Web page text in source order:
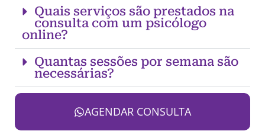
Quais serviços são prestados na
consulta com um psicólogo
online?
Quantas sessões por semana são
necessárias?
AGENDAR CONSULTA